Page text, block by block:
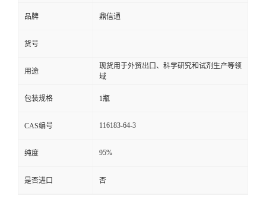
品牌 鼎信通
货号
用途
现货用于外贸出口、科学研究和试剂生产等领
域
包装规格 1瓶
CAS编号 116183-64-3
纯度 95%
是否进口 否